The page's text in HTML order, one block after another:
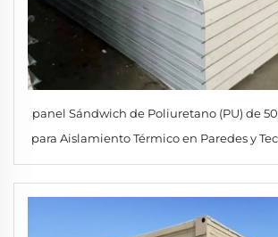
panel Sándwich de Poliuretano (PU) de
para Aislamiento Térmico en Paredes y
Frigoríficas Limpias